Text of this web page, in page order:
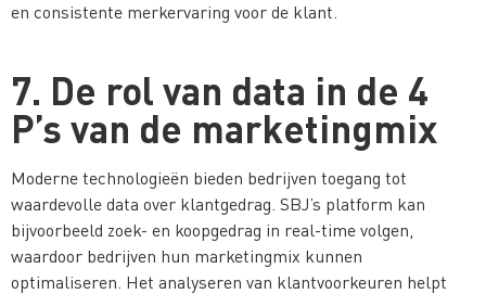
en consistente merkervaring voor de klant.
7. De rol van data in de 4
P’s van de marketingmix
Moderne technologieën bieden bedrijven toegang tot
waardevolle data over klantgedrag. SBJ’s platform kan
bijvoorbeeld zoek- en koopgedrag in real-time volgen,
waardoor bedrijven hun marketingmix kunnen
optimaliseren. Het analyseren van klantvoorkeuren helpt